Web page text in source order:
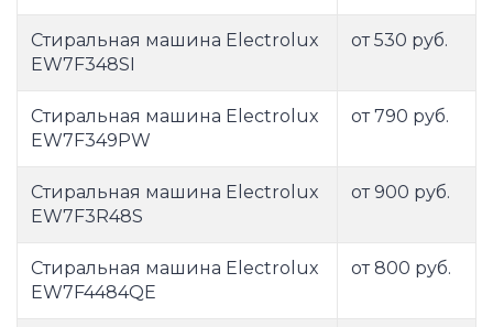
Стиральная машина Electrolux
EW7F348SI
от 530 руб.
Стиральная машина Electrolux
EW7F349PW
от 790 руб.
Стиральная машина Electrolux
EW7F3R48S
от 900 руб.
Стиральная машина Electrolux
EW7F4484QE
от 800 руб.